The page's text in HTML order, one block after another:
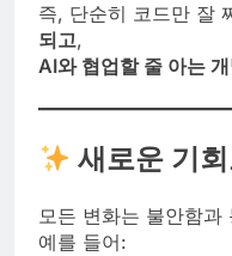
즉, 단순히 코드만 잘
되고,
AI와 협업할 줄 아는
새로운 기
모든 변화는 불안함과
예를 들어: